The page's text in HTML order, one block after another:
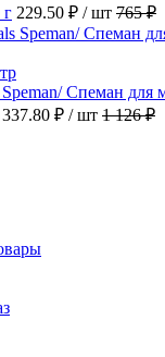
г 229.50 ₽ / шт 765 ₽
Спеман для
337.80 ₽ / шт 1 126 ₽